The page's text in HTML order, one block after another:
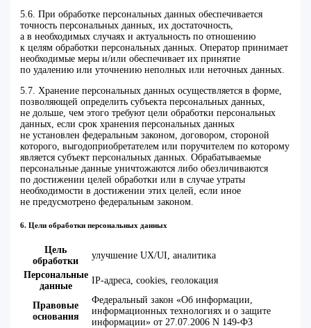
5.6. При обработке персональных данных обеспечивается
точность персональных данных, их достаточность,
а в необходимых случаях и актуальность по отношению
к целям обработки персональных данных. Оператор принимает
необходимые меры и/или обеспечивает их принятие
по удалению или уточнению неполных или неточных данных.
5.7. Хранение персональных данных осуществляется в форме,
позволяющей определить субъекта персональных данных,
не дольше, чем этого требуют цели обработки персональных
данных, если срок хранения персональных данных
не установлен федеральным законом, договором, стороной
которого, выгодоприобретателем или поручителем по которому
является субъект персональных данных. Обрабатываемые
персональные данные уничтожаются либо обезличиваются
по достижении целей обработки или в случае утраты
необходимости в достижении этих целей, если иное
не предусмотрено федеральным законом.
6. Цели обработки персональных данных
Цель
обработки
улучшение UX/UI, аналитика
Персональные
данные
IP-адреса, cookies, геолокация
Правовые
основания
Федеральный закон «Об информации,
информационных технологиях и о защите
информации» от 27.07.2006 N 149-ФЗ